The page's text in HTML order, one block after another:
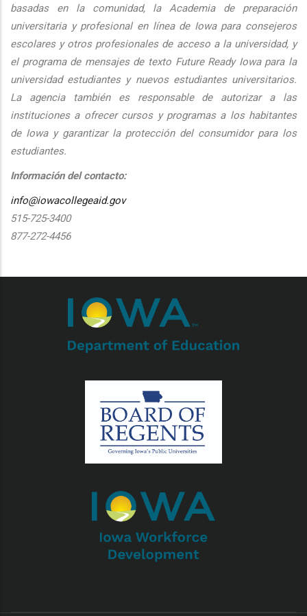
basadas en la comunidad, la Academia de preparación
universitaria y profesional en línea de Iowa para consejeros
escolares y otros profesionales de acceso a la universidad, y
el programa de mensajes de texto Future Ready Iowa para la
universidad estudiantes y nuevos estudiantes universitarios.
La agencia también es responsable de autorizar a las
instituciones a ofrecer cursos y programas a los habitantes
de Iowa y garantizar la protección del consumidor para los
estudiantes.
Información del contacto:
info@iowacollegeaid.gov
515-725-3400
877-272-4456